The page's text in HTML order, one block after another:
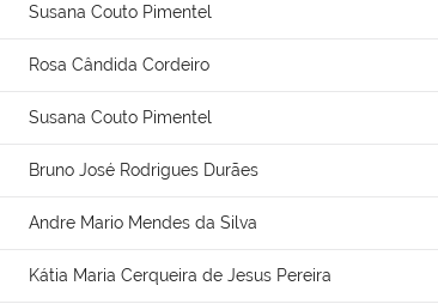
Susana Couto Pimentel
Rosa Cândida Cordeiro
Susana Couto Pimentel
Bruno José Rodrigues Durães
Andre Mario Mendes da Silva
Kátia Maria Cerqueira de Jesus Pereira